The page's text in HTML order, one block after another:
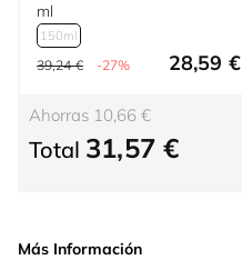
ml
150ml
39,24 € -27% 28,59 €
Ahorras 10,66 €
Total 31,57 €
Más Información